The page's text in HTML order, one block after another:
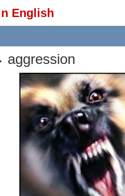
English
aggression